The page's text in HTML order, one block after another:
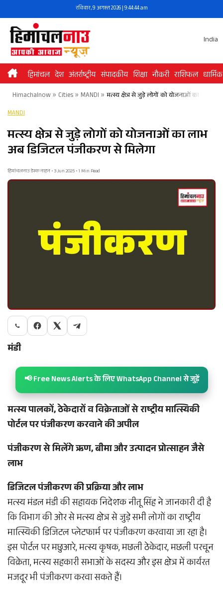
to
content
रविवार, 9 अगस्त 2026 | 9:44:44 am
India
हिमांचल देश अंतर्राष्ट्रीय संपादकीय शिक्षा नौकरी राशिफल धार्मिक
Himachalnow» Cities» MANDI » मत्स्य क्षेत्र से जुड़े लोगों को योजनाओं का लाभ
MANDI
मत्स्य क्षेत्र से जुड़े लोगों को योजनाओं का लाभ
अब डिजिटल पंजीकरण से मिलेगा
हिमांचलनाउ डेस्क नाहन • 3 Jun 2025 • 1 Min Read
मंडी
📢 Free News Alerts के लिए WhatsApp Channel से जुड़ें
मत्स्य पालकों, ठेकेदारों व विक्रेताओं से राष्ट्रीय मात्स्यिकी
पोर्टल पर पंजीकरण करवाने की अपील
पंजीकरण से मिलेंगे ऋण, बीमा और उत्पादन प्रोत्साहन जैसे
लाभ
डिजिटल पंजीकरण की प्रक्रिया और लाभ
मत्स्य मंडल मंडी की सहायक निदेशक नीतू सिंह ने जानकारी दी है
कि विभाग की ओर से मत्स्य क्षेत्र से जुड़े सभी लोगों का राष्ट्रीय
मात्स्यिकी डिजिटल प्लेटफार्म पर पंजीकरण करवाया जा रहा है।
इस पोर्टल पर मछुआरे, मत्स्य कृषक, मछली ठेकेदार, मछली परचून
विक्रेता, मत्स्य सहकारी सभाओं के सदस्य और इस क्षेत्र में कार्यरत
मजदूर भी पंजीकरण करवा सकते हैं।